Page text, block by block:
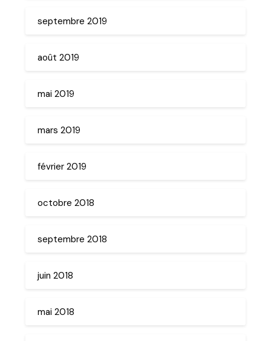
septembre 2019
août 2019
mai 2019
mars 2019
février 2019
octobre 2018
septembre 2018
juin 2018
mai 2018